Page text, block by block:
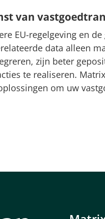
van
EU-regelgeving en
data alleen
zijn beter
te realiseren.
om uw